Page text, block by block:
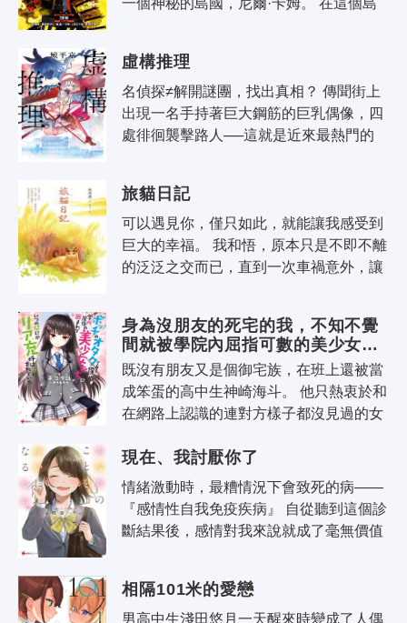
一個神秘的島國，尼爾·卡姆。 在這個島
虛構推理
名偵探≠解開謎團，找出真相？ 傳聞街上
出現一名手持著巨大鋼筋的巨乳偶像，四
處徘徊襲擊路人──這就是近來最熱門的
旅貓日記
可以遇見你，僅只如此，就能讓我感受到
巨大的幸福。 我和悟，原本只是不即不離
的泛泛之交而已，直到一次車禍意外，讓
身為沒朋友的死宅的我，不知不覺
間就被學院內屈指可數的美少女們
包圍了，成為了人們口中的現充
既沒有朋友又是個御宅族，在班上還被當
成笨蛋的高中生神崎海斗。 他只熱衷於和
在網路上認識的連對方樣子都沒見過的女
子。 然而隨著父親的再婚，學園第一..
現在、我討厭你了
情緒激動時，最糟情況下會致死的病——
『感情性自我免疫疾病』 自從聽到這個診
斷結果後，感情對我來說就成了毫無價值
相隔101米的愛戀
男高中生淺田悠月一天醒來時變成了人偶